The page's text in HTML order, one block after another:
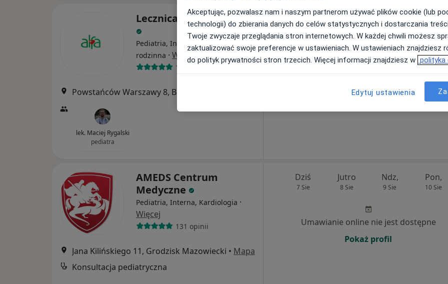
Lecznica Rodzinna Alfa
Pediatria, Interna, Medycyna
rodzinna · Więcej
111 opinii
Powstańców Warszawy 8, Brwinów
lek. Maciej Rygalski
pediatra
Dziś
7 Sie
Jutro
8 Sie
Ndz,
9 Sie
Pon,
10 Sie
Umawianie online nie jest dostępne
AMEDS Centrum
Medyczne
Pediatria, Interna, Kardiologia ·
Więcej
131 opinii
Jana Kilińskiego 11, Grodzisk Mazowiecki • Mapa
Konsultacja pediatryczna
Dziś
7 Sie
Jutro
8 Sie
Ndz,
9 Sie
Pon,
10 Sie
Umawianie online nie jest dostępne
Pokaż profil
Akceptując, pozwalasz nam i naszym partnerom używać plików cookie (lub
technologii) do zbierania danych do celów statystycznych i dostarczania
Twoje zwyczaje przeglądania stron internetowych. W każdej chwili możesz
zaktualizować swoje preferencje w ustawieniach. W ustawieniach znajdziesz
do polityk prywatności stron trzecich. Więcej informacji znajdziesz w polityka
Edytuj ustawienia